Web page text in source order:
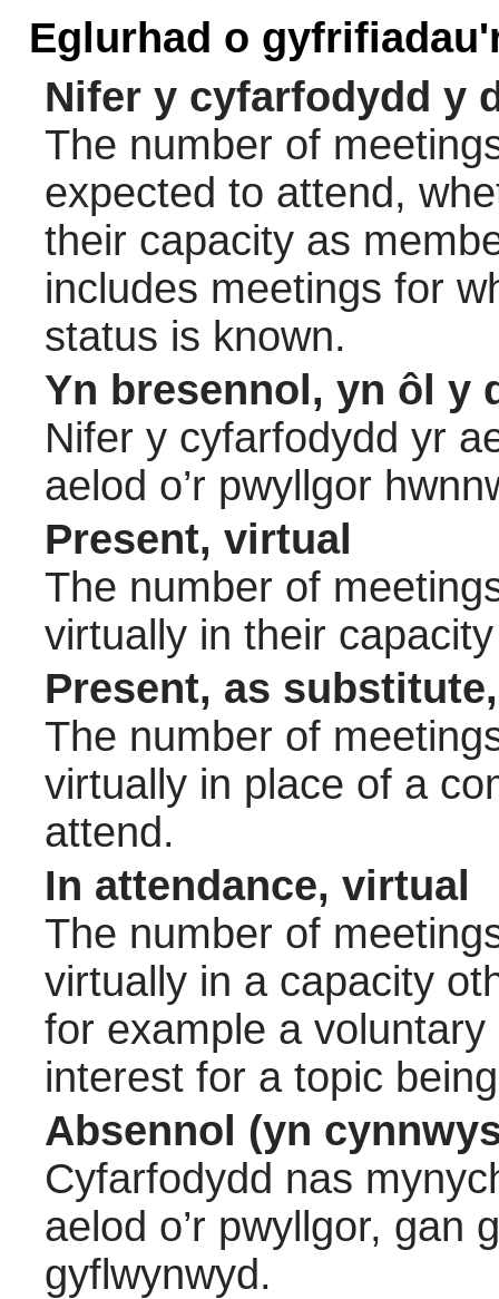
Eglurhad o
Nifer y cyfarfodydd y
The number of
expected to attend,
their capacity as
includes meetings for
status is known.
Yn bresennol, yn ôl y
Nifer y cyfarfodydd yr
aelod o’r pwyllgor
Present, virtual
The number of
virtually in their
Present, as
The number of
virtually in place of a
attend.
In attendance, virtual
The number of
virtually in a capacity
for example a
interest for a topic
Absennol (yn
Cyfarfodydd nas
aelod o’r pwyllgor, gan
gyflwynwyd.